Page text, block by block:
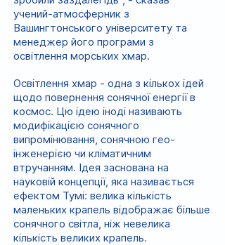
учений-атмосферник з
Вашингтонського університету та
менеджер його програми з
освітлення морських хмар.
Освітлення хмар - одна з кількох ідей
щодо повернення сонячної енергії в
космос. Цю ідею іноді називають
модифікацією сонячного
випромінювання, сонячною гео-
інженерією чи кліматичним
втручанням. Ідея заснована на
науковій концепції, яка називається
ефектом Тумі: велика кількість
маленьких крапель відображає більше
сонячного світла, ніж невелика
кількість великих крапель.